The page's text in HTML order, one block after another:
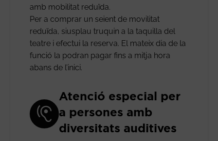
amb mobilitat reduïda.
Per a comprar un seient de movilitat
reduïda, siusplau truquin a la taquilla del
teatre i efectui la reserva. El mateix dia de la
funció la podran pagar fins a mitja hora
abans de l’inici.
Atenció especial per
a persones amb
diversitats auditives